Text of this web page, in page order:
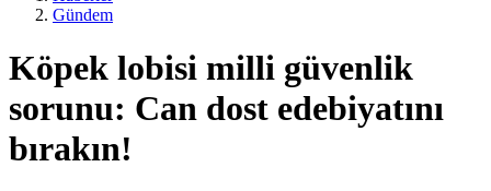
Gündem
Köpek lobisi milli güvenlik
sorunu: Can dost edebiyatını
bırakın!